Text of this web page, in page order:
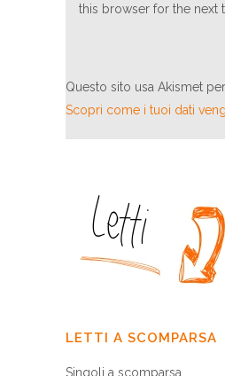
this browser for the next
Questo sito usa Akismet
Scopri come i tuoi dati
LETTI A SCOMPARSA
Singoli a scomparsa